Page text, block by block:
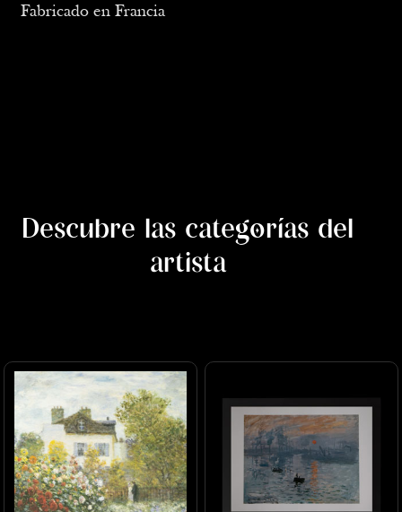
Fabricado en Francia
Descubre las categorías del
artista